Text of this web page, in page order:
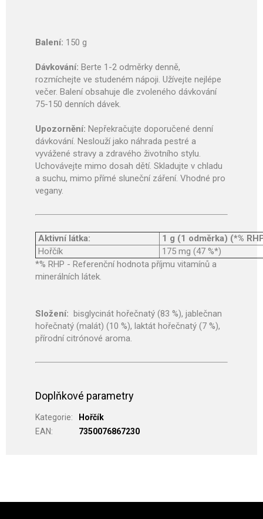
Balení: 150 g
Dávkování: Berte 1-2 odměrky denně,
rozmíchejte ve studeném nápoji. Užívejte nejlépe
večer. Balení obsahuje dle zvoleného dávkování
75-150 denních dávek.
Upozornění: Nepřekračujte doporučené denní
dávkování. Neslouží jako náhrada pestré a
vyvážené stravy a zdravého životního stylu.
Uchovávejte mimo dosah dětí. Skladujte v chladu
a suchu, mimo přímé sluneční záření. Vhodné pro
vegany.
Aktivní látka:
1 g (1 odměrka) (*%
Hořčík
175 mg (47 %*)
*% RHP - Referenční hodnota příjmu vitamínů a
minerálních látek.
Složení: bisglycinát hořečnatý (83 %), jablečnan
hořečnatý (malát) (10 %), laktát hořečnatý (7 %),
přírodní citrónové aroma.
Doplňkové parametry
Kategorie:
Hořčík
EAN: 7350076867230